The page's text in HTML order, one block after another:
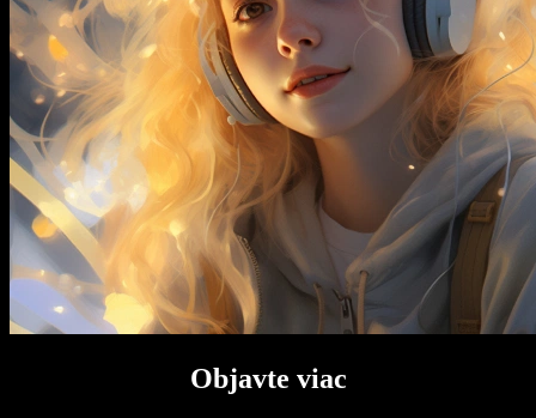
Objavte viac